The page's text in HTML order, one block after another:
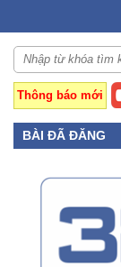
Thông báo mới
BÀI ĐÃ ĐĂNG